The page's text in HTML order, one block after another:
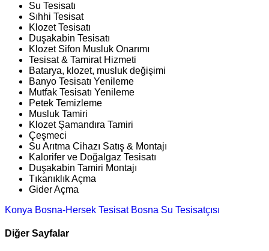
Su Tesisatı
Sıhhi Tesisat
Klozet Tesisatı
Duşakabin Tesisatı
Klozet Sifon Musluk Onarımı
Tesisat & Tamirat Hizmeti
Batarya, klozet, musluk değişimi
Banyo Tesisatı Yenileme
Mutfak Tesisatı Yenileme
Petek Temizleme
Musluk Tamiri
Klozet Şamandıra Tamiri
Çeşmeci
Su Arıtma Cihazı Satış & Montajı
Kalorifer ve Doğalgaz Tesisatı
Duşakabin Tamiri Montajı
Tıkanıklık Açma
Gider Açma
Konya Bosna-Hersek TesisatBosna Su Tesisatçısı
Diğer Sayfalar